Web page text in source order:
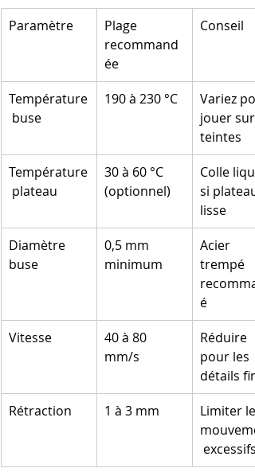
Paramètre
Plage
recommand
ée
Conseil
Température
buse
190 à 230 °C
Variez
jouer sur
teintes
Température
plateau
30 à 60 °C
(optionnel)
Colle
si plateau
lisse
Diamètre
buse
0,5 mm
minimum
Acier
trempé
é
Vitesse
40 à 80
mm/s
Réduire
pour les
détails fins
Rétraction
1 à 3 mm
Limiter
excessifs